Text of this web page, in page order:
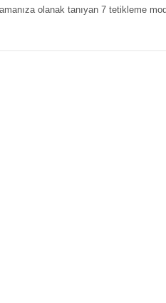
olanak tanıyan 7 tetikleme